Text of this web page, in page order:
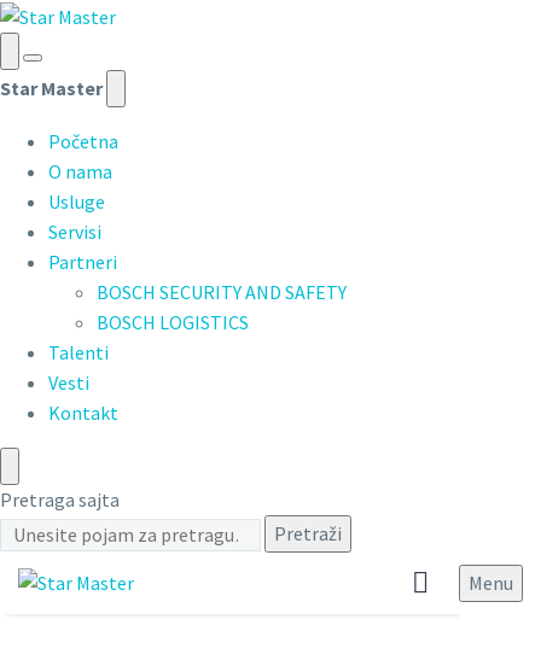
Star Master
Početna
O nama
Usluge
Servisi
Partneri
BOSCH SECURITY AND SAFETY
BOSCH LOGISTICS
Talenti
Vesti
Kontakt
Pretraga sajta
Pretraži
Menu